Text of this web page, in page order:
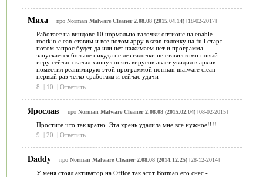
Миха про Norman Malware Cleaner 2.08.08 (2015.04.14)[18-02-2017]
Работает на виндовс 10 нормально галочки оптионс на enable
rootkin clean ставим и все потом appy в scan галочку на full старт
потом запрос будет да или нет нажимаем нет и программа
запускается больше никуда не лез галочки не ставил комп новый
игру сейчас скачал хапнул опять вирусов аваст увидил в архив
поместил реанимирую этой программой norman malware clean
первый раз четко сработала и сейчас удачи
8
| 10 | Ответить
Ярослав про Norman Malware Cleaner 2.08.08 (2015.02.04)[08-02-2015]
Простите что так кратко. Эта хрень удалила мне все нужное!!!!
9
| 20 | Ответить
Daddy про Norman Malware Cleaner 2.08.08 (2014.12.25)[28-12-2014]
У меня стоял активатор на Office так этот Borman его снес -